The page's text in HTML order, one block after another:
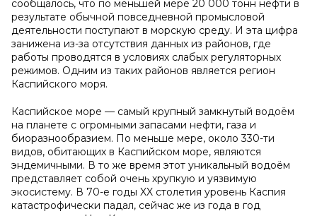
сообщалось, что по меньшей мере 20 000 тонн нефти в
результате обычной повседневной промысловой
деятельности поступают в морскую среду. И эта цифра
занижена из-за отсутствия данных из районов, где
работы проводятся в условиях слабых регуляторных
режимов. Одним из таких районов является регион
Каспийского моря.
Каспийское море — самый крупный замкнутый водоём
на планете с огромными запасами нефти, газа и
биоразнообразием. По меньше мере, около 330-ти
видов, обитающих в Каспийском море, являются
эндемичными. В то же время этот уникальный водоём
представляет собой очень хрупкую и уязвимую
экосистему. В 70-е годы XX столетия уровень Каспия
катастрофически падал, сейчас же из года в год